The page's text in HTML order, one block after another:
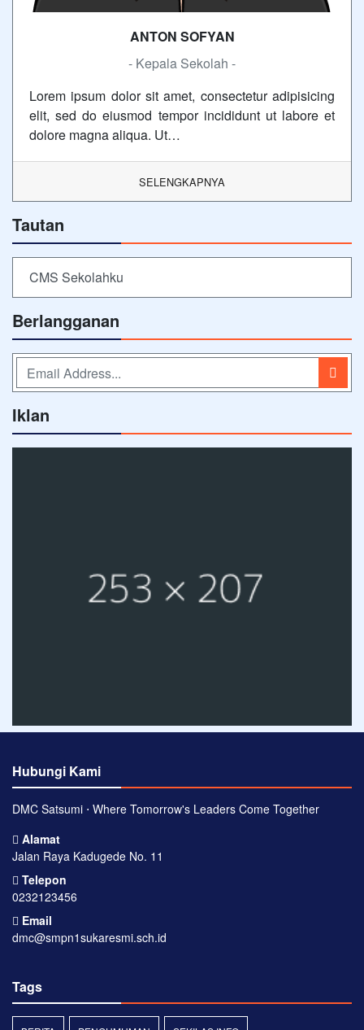
ANTON SOFYAN
- Kepala Sekolah -
Lorem ipsum dolor sit amet, consectetur adipisicing
elit, sed do eiusmod tempor incididunt ut labore et
dolore magna aliqua. Ut…
SELENGKAPNYA
Tautan
CMS Sekolahku
Berlangganan
Iklan
Hubungi Kami
DMC Satsumi ⋅ Where Tomorrow's Leaders Come Together
Alamat
Jalan Raya Kadugede No. 11
Telepon
0232123456
Email
dmc@smpn1sukaresmi.sch.id
Tags